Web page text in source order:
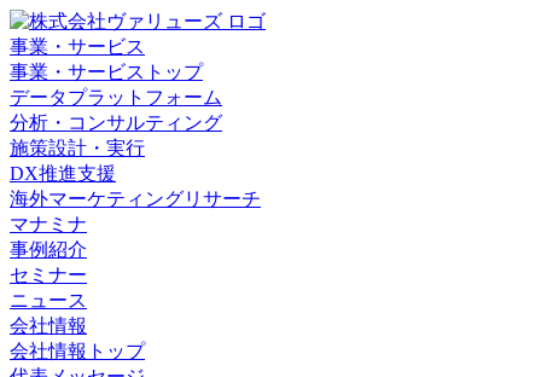
事業・サービス
事業・サービストップ
データプラットフォーム
分析・コンサルティング
施策設計・実行
DX推進支援
海外マーケティングリサーチ
マナミナ
事例紹介
セミナー
ニュース
会社情報
会社情報トップ